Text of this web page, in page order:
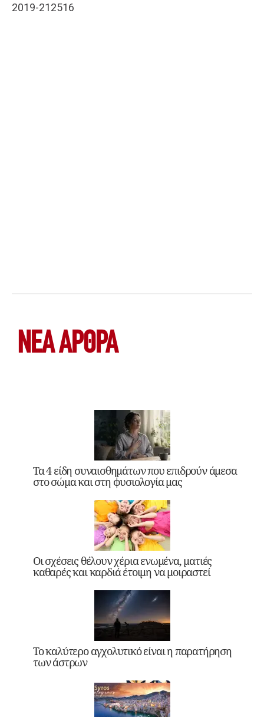
2019-212516
ΝΕΑ ΆΡΘΡΑ
Τα 4 είδη συναισθημάτων που επιδρούν άμεσα
στο σώμα και στη φυσιολογία μας
Οι σχέσεις θέλουν χέρια ενωμένα, ματιές
καθαρές και καρδιά έτοιμη να μοιραστεί
Το καλύτερο αγχολυτικό είναι η παρατήρηση
των άστρων